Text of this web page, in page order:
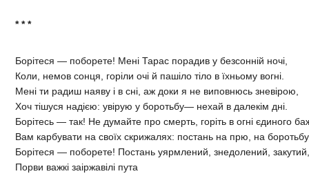
* * *
Борітеся — поборете! Мені Тарас порадив у безсонній ночі,
Коли, немов сонця, горіли очі й пашіло тіло в їхньому вогні.
Мені ти радиш наяву і в сні, аж доки я не виповнюсь зневірою,
Хоч тішуся надією: увірую у боротьбу— нехай в далекім дні.
Борітесь — так! Не думайте про смерть, горіть в огні єдиного
Вам карбувати на своїх скрижалях: постань на прю, на
Борітеся — поборете! Постань уярмлений, знедолений, закутий,
Порви важкі заіржавілі пута